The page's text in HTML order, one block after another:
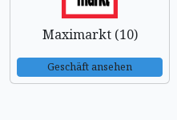
Maximarkt (10)
Geschäft ansehen